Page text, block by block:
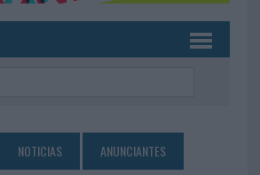
NOTICIAS ANUNCIANTES